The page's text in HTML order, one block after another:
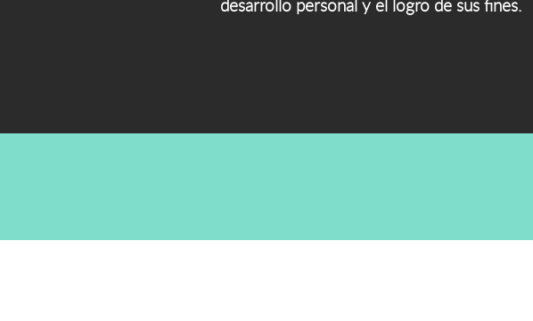
desarrollo personal y el logro de sus fines.